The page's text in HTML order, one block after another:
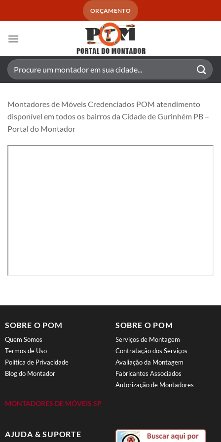
ORÇAMENTO
Pesquisar
por:
Montadores de Móveis Credenciados POM atendimento
disponível em todos os bairros da Cidade de Gurinhém PB –
Portal do Montador
SOBRE O POM
Quem Somos
Termos de Uso
Política de Privacidade
Blog do Montador
MONTADORES DE MÓVEIS SP
SOBRE O POM
Serviços de Montagem
Contratação dos Serviços
Avaliação da Montagem
Fabricantes Associados
Autorização de Montadores
AJUDA & SUPORTE